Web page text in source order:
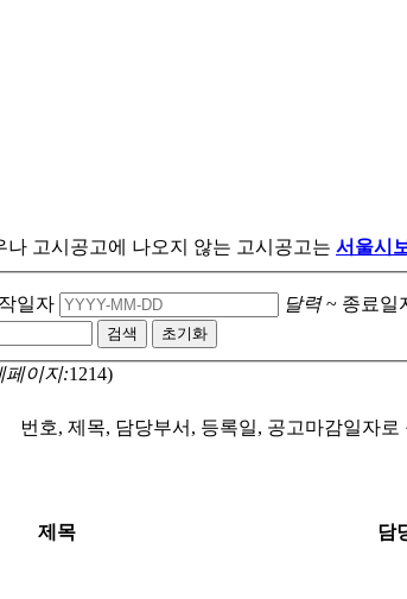
고시공고에 나오지 않는 고시공고는 서울시
일자 달력 ~ 종료일
검색 초기화
페이지:1214)
번호, 제목, 담당부서, 등록일, 공고마감일자로
제목 담